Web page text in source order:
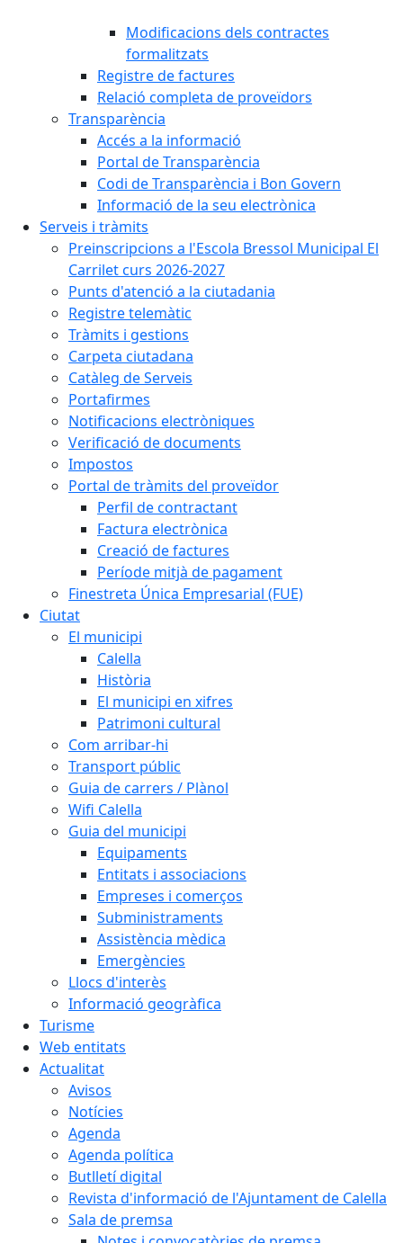
Modificacions dels contractes
formalitzats
Registre de factures
Relació completa de proveïdors
Transparència
Accés a la informació
Portal de Transparència
Codi de Transparència i Bon Govern
Informació de la seu electrònica
Serveis i tràmits
Preinscripcions a l'Escola Bressol Municipal El
Carrilet curs 2026-2027
Punts d'atenció a la ciutadania
Registre telemàtic
Tràmits i gestions
Carpeta ciutadana
Catàleg de Serveis
Portafirmes
Notificacions electròniques
Verificació de documents
Impostos
Portal de tràmits del proveïdor
Perfil de contractant
Factura electrònica
Creació de factures
Període mitjà de pagament
Finestreta Única Empresarial (FUE)
Ciutat
El municipi
Calella
Història
El municipi en xifres
Patrimoni cultural
Com arribar-hi
Transport públic
Guia de carrers / Plànol
Wifi Calella
Guia del municipi
Equipaments
Entitats i associacions
Empreses i comerços
Subministraments
Assistència mèdica
Emergències
Llocs d'interès
Informació geogràfica
Turisme
Web entitats
Actualitat
Avisos
Notícies
Agenda
Agenda política
Butlletí digital
Revista d'informació de l'Ajuntament de Calella
Sala de premsa